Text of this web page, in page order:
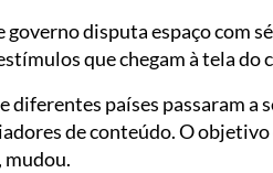
governo disputa espaço com
que chegam à tela do
diferentes países passaram
de conteúdo. O
mudou.